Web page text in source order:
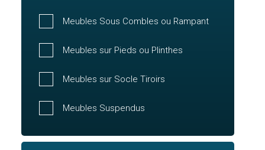
Meubles Sous Combles ou Rampant
Meubles sur Pieds ou Plinthes
Meubles sur Socle Tiroirs
Meubles Suspendus